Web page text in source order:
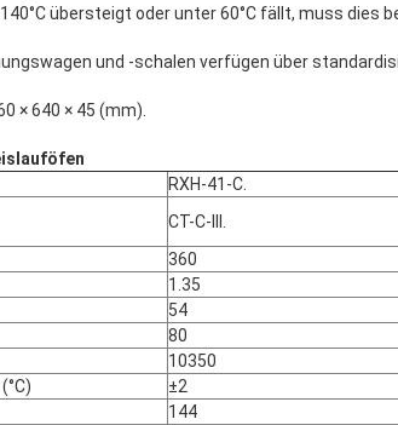
übersteigt oder unter 60°C fällt, muss dies
und -schalen verfügen über
× 640 × 45 (mm).
RXH-41-C.
CT-C-III.
360
1.35
54
80
10350
±2
144